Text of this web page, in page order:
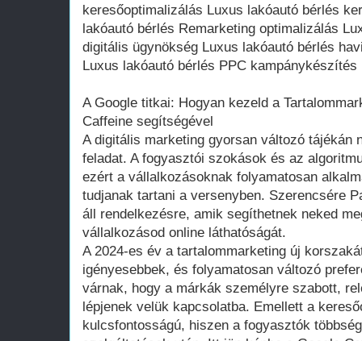
keresőoptimalizálás Luxus lakóautó bérlés
lakóautó bérlés Remarketing optimalizálás
digitális ügynökség Luxus lakóautó bérlés
Luxus lakóautó bérlés PPC kampánykészítés
A Google titkai: Hogyan kezeld a
Caffeine segítségével
A digitális marketing gyorsan változó tájékán
feladat. A fogyasztói szokások és az
ezért a vállalkozásoknak folyamatosan
tudjanak tartani a versenyben. Szerencsére
áll rendelkezésre, amik segíthetnek neked
vállalkozásod online láthatóságát.
A 2024-es év a tartalommarketing új
igényesebbek, és folyamatosan változó
várnak, hogy a márkák személyre szabott,
lépjenek velük kapcsolatba. Emellett a
kulcsfontosságú, hiszen a fogyasztók